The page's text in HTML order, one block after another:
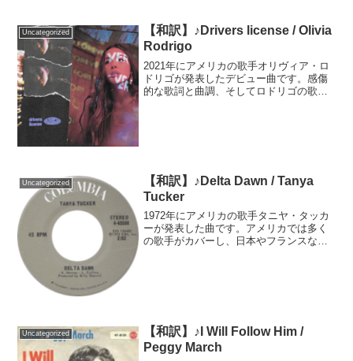
Uncategorized
【和訳】♪Drivers license / Olivia
Rodrigo
2021年にアメリカの歌手オリヴィア・ロ
ドリゴが発表したデビュー曲です。感傷
的な歌詞と曲調、そしてロドリゴの歌声
Uncategorized
【和訳】♪Delta Dawn / Tanya
Tucker
1972年にアメリカの歌手タニヤ・タッカ
ーが発表した曲です。アメリカでは多く
の歌手がカバーし、日本やフランスなど
Uncategorized
【和訳】♪I Will Follow Him /
Peggy March